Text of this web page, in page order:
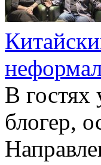
В
блогер,